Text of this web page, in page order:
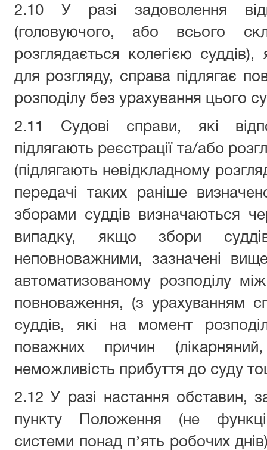
2.10 У разі задоволення
(головуючого, або всього
розглядається колегією
для розгляду, справа підлягає
розподілу без урахування цього
2.11 Судові справи, які
підлягають реєстрації та/або
(підлягають невідкладному
передачі таких раніше
зборами суддів визначаються
випадку, якщо збори
неповноважними, зазначені
автоматизованому розподілу
повноваження, (з урахуванням
суддів, які на момент
поважних причин
неможливість прибуття до суду
2.12 У разі настання обставин,
пункту Положення (не
системи понад пʼять робочих